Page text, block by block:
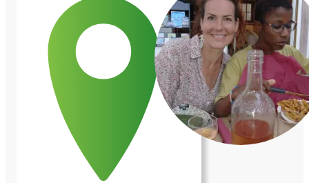
souhaite construire une relation basée sur
le respect et l’entraide. Merci de votre
attention, au plaisir d’échanger avec vous.